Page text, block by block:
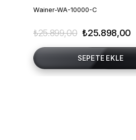
Wainer-WA-10000-C
₺25.898,00
₺25.899,00
SEPETE EKLE